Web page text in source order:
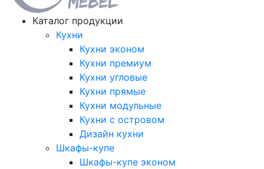
Каталог продукции
Кухни
Кухни эконом
Кухни премиум
Кухни угловые
Кухни прямые
Кухни модульные
Кухни с островом
Дизайн кухни
Шкафы-купе
Шкафы-купе эконом